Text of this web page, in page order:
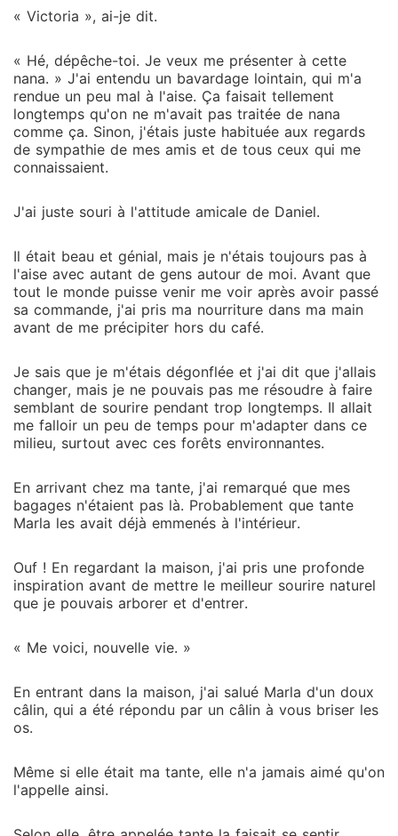
« Victoria », ai-je dit.
« Hé, dépêche-toi. Je veux me présenter à cette
nana. » J'ai entendu un bavardage lointain, qui m'a
rendue un peu mal à l'aise. Ça faisait tellement
longtemps qu'on ne m'avait pas traitée de nana
comme ça. Sinon, j'étais juste habituée aux regards
de sympathie de mes amis et de tous ceux qui me
connaissaient.
J'ai juste souri à l'attitude amicale de Daniel.
Il était beau et génial, mais je n'étais toujours pas à
l'aise avec autant de gens autour de moi. Avant que
tout le monde puisse venir me voir après avoir passé
sa commande, j'ai pris ma nourriture dans ma main
avant de me précipiter hors du café.
Je sais que je m'étais dégonflée et j'ai dit que j'allais
changer, mais je ne pouvais pas me résoudre à faire
semblant de sourire pendant trop longtemps. Il allait
me falloir un peu de temps pour m'adapter dans ce
milieu, surtout avec ces forêts environnantes.
En arrivant chez ma tante, j'ai remarqué que mes
bagages n'étaient pas là. Probablement que tante
Marla les avait déjà emmenés à l'intérieur.
Ouf ! En regardant la maison, j'ai pris une profonde
inspiration avant de mettre le meilleur sourire naturel
que je pouvais arborer et d'entrer.
« Me voici, nouvelle vie. »
En entrant dans la maison, j'ai salué Marla d'un doux
câlin, qui a été répondu par un câlin à vous briser les
os.
Même si elle était ma tante, elle n'a jamais aimé qu'on
l'appelle ainsi.